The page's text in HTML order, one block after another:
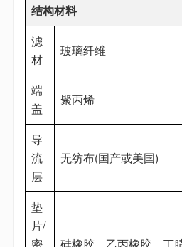
结构材料
滤
材
玻璃纤维
端
盖
聚丙烯
导
流
层
无纺布(国产或美国)
垫
片/
密
硅橡胶，乙丙橡胶，丁